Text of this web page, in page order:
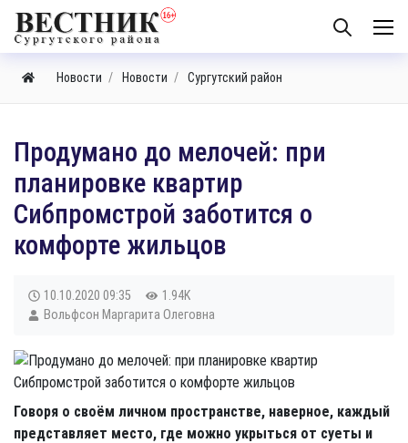
Новости Новости Сургутский район
Продумано до мелочей: при
планировке квартир
Сибпромстрой заботится о
комфорте жильцов
10.10.2020 09:35
1.94K
Вольфсон Маргарита Олеговна
Говоря о своём личном пространстве, наверное, каждый
представляет место, где можно укрыться от суеты и